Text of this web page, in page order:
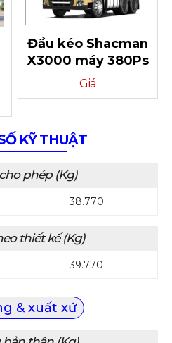
Đầu kéo Shacman
X3000 máy 380Ps
Giá
KỸ THUẬT
phép (Kg)
38.770
thiết kế (Kg)
39.770
& xuất xứ